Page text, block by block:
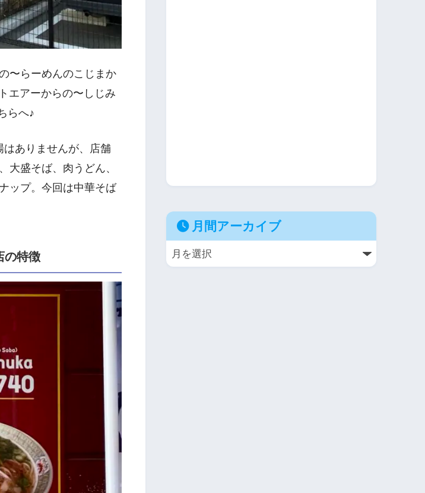
〜らーめんのこじまか
エアーからの〜しじみ
らへ♪
ありませんが、店舗
大盛そば、肉うどん、
ップ。今回は中華そば
の特徴
月間アーカイブ